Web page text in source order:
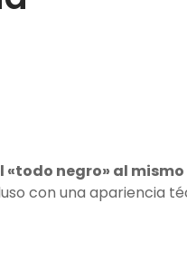
«todo negro» al
con una apariencia